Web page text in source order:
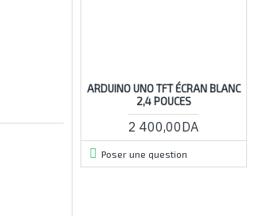
ARDUINO UNO TFT ÉCRAN BLANC
2,4 POUCES
2 400,00DA
Poser une question